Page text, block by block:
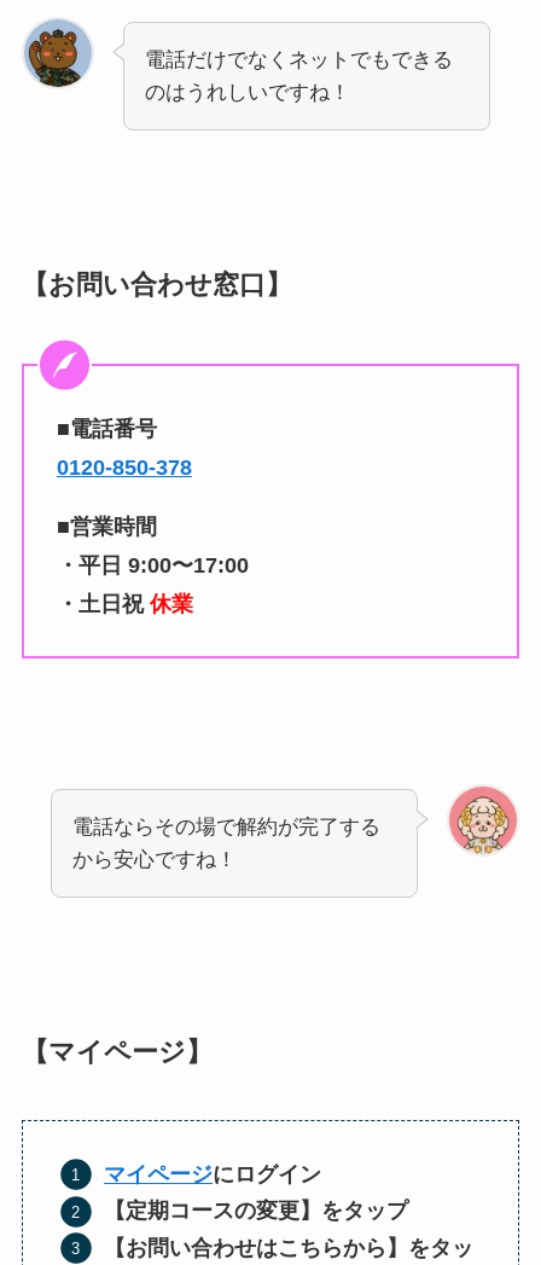
電話だけでなくネットでもできる
のはうれしいですね！
【お問い合わせ窓口】
■電話番号
0120-850-378
■営業時間
・平日 9:00〜17:00
・土日祝 休業
電話ならその場で解約が完了する
から安心ですね！
【マイページ】
マイページにログイン
【定期コースの変更】をタップ
【お問い合わせはこちらから】をタッ